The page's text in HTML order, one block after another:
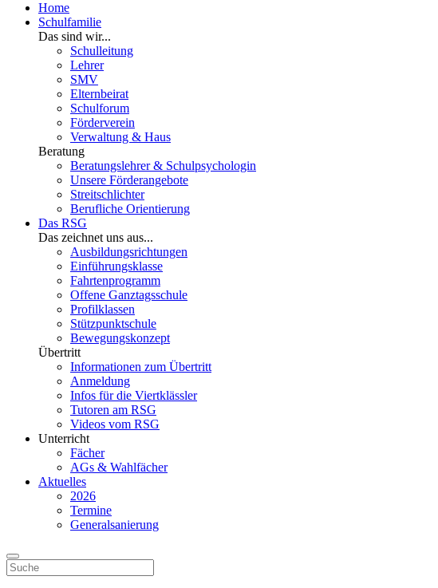
Home
Schulfamilie
Das sind wir...
Schulleitung
Lehrer
SMV
Elternbeirat
Schulforum
Förderverein
Verwaltung & Haus
Beratung
Beratungslehrer & Schulpsychologin
Unsere Förderangebote
Streitschlichter
Berufliche Orientierung
Das RSG
Das zeichnet uns aus...
Ausbildungsrichtungen
Einführungsklasse
Fahrtenprogramm
Offene Ganztagsschule
Profilklassen
Stützpunktschule
Bewegungskonzept
Übertritt
Informationen zum Übertritt
Anmeldung
Infos für die Viertklässler
Tutoren am RSG
Videos vom RSG
Unterricht
Fächer
AGs & Wahlfächer
Aktuelles
2026
Termine
Generalsanierung